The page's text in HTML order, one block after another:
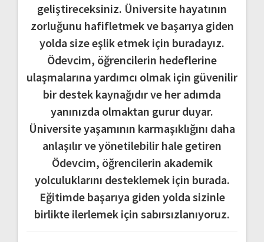
geliştireceksiniz. Üniversite hayatının
zorluğunu hafifletmek ve başarıya giden
yolda size eşlik etmek için buradayız.
Ödevcim, öğrencilerin hedeflerine
ulaşmalarına yardımcı olmak için güvenilir
bir destek kaynağıdır ve her adımda
yanınızda olmaktan gurur duyar.
Üniversite yaşamının karmaşıklığını daha
anlaşılır ve yönetilebilir hale getiren
Ödevcim, öğrencilerin akademik
yolculuklarını desteklemek için burada.
Eğitimde başarıya giden yolda sizinle
birlikte ilerlemek için sabırsızlanıyoruz.